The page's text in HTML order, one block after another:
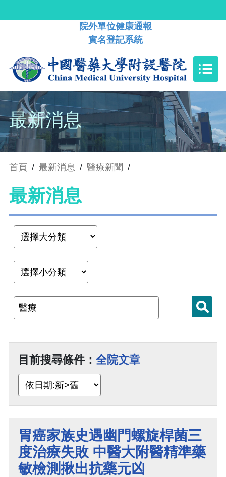
院外單位健康通報
實名登記系統
最新消息
首頁 / 最新消息 / 醫療新聞 /
最新消息
目前搜尋條件： 全院文章
胃癌家族史遇幽門螺旋桿菌三
度治療失敗 中醫大附醫精準藥
敏檢測揪出抗藥元凶